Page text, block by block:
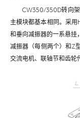
CW350/350D转向
主模块都基本相同。采
和垂向减振器的一系悬挂
减振器（每侧两个）和Z
交流电机、联轴节和齿轮